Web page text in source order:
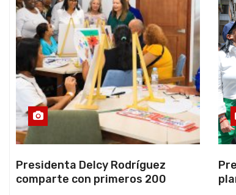
Presidenta Delcy Rodríguez
comparte con primeros 200